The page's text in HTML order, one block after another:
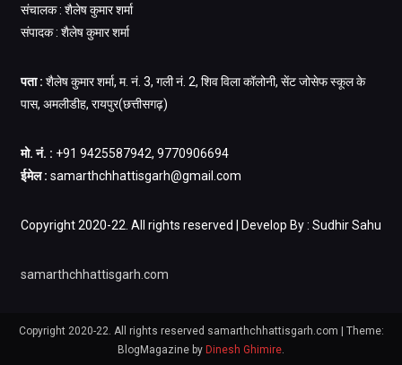
संचालक : शैलेष कुमार शर्मा
संपादक : शैलेष कुमार शर्मा
पता : शैलेष कुमार शर्मा, म. नं. 3, गली नं. 2, शिव विला कॉलोनी, सेंट जोसेफ स्कूल के
पास, अमलीडीह, रायपुर(छत्तीसगढ़)
मो. नं. : +91 9425587942, 9770906694
ईमेल : samarthchhattisgarh@gmail.com
Copyright 2020-22. All rights reserved | Develop By : Sudhir Sahu
samarthchhattisgarh.com
Copyright 2020-22. All rights reserved samarthchhattisgarh.com | Theme:
BlogMagazine by Dinesh Ghimire.